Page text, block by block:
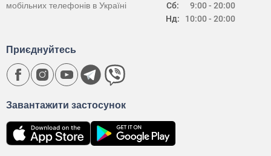
Сб:
Нд:
9:00 - 20:00
10:00 - 20:00
мобільних телефонів в Україні
Завантажити застосунок
Приєднуйтесь